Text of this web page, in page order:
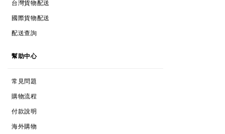
台灣貨物配送
INTERNATIONAL POSTAGE
國際貨物配送
TRACK MY ORDER
配送查詢
幫助中心
常見問題
SHOPPING PROCESS
購物流程
PAYMENTS
付款說明
INTERNATIONAL SHOPPING
海外購物
RETURNS & EXCHANGES